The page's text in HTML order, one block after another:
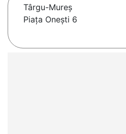
Târgu-Mureş
Piaţa Oneşti 6